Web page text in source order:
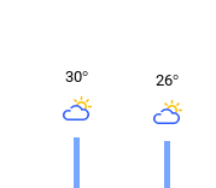
30° 26°